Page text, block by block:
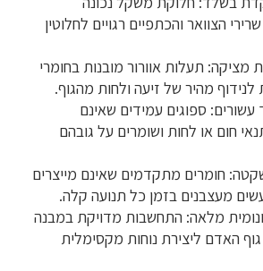
הצוואר והכתפיים רגויים לחלוטין
מציקה: תעלות אוורור מובנות בחומרי
לנידוף מהיר של זיעה ולחות מהגוף.
עשורים: ספוגים עמידים שאינם
חום או לחות ושומרים על גובהם
שקטה: חומרים מתקדמים שאינם מייצרים
מעצבנים בזמן כל תנועה קלה.
מלאה: התחשבות מדויקת במבנה
האדם ליצירת נוחות מקסימלית